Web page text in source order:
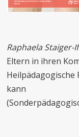
Raphaela Staiger-
Eltern in ihren
kann